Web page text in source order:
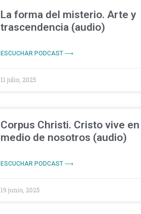
La forma del misterio. Arte y
trascendencia (audio)
ESCUCHAR PODCAST ⟶
11 julio, 2025
Corpus Christi. Cristo vive en
medio de nosotros (audio)
ESCUCHAR PODCAST ⟶
19 junio, 2025